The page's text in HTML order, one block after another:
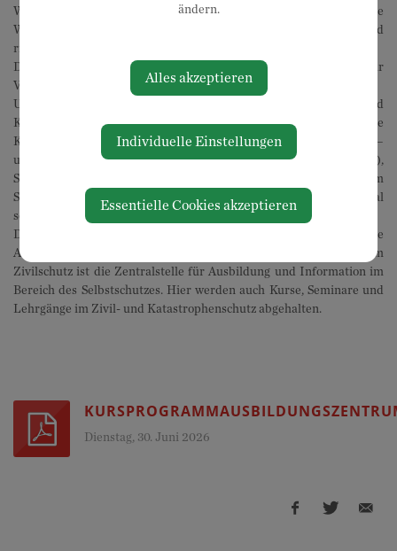
Wissen und praktische Fertigkeiten vermitteln. Das erworbene
Wissen soll es ihnen ermöglichen, im Falle einer Gefahr schnell und
richtig zu handeln.
Darüber hinaus stehen auch Webinare und Online-Seminare zur
Verfügung.
Um die Fahrtzeiten unserer Kursteilnehmerinnen und
Kursteilnehmer so kurz wie möglich zu halten, bieten wir unsere
Kurse auch an verschiedenen Standorten in Niederösterreich an –
unter anderem in Enzersdorf an der Fischa (Blaulichtzentrum),
Schwarzau am Steinfeld (Veranstaltungssaal der Gemeinde), im
Seminarhotel Schloss Zeillern, in unserer Zweigstelle Bernhardsthal
sowie im Zivilschutzzentrum Gmünd.
Die modernen Einrichtungen ermöglichen eine zeitgemäße
Ausbildung und Unterbringung. Das Ausbildungszentrum
Zivilschutz ist die Zentralstelle für Ausbildung und Information im
Bereich des Selbstschutzes. Hier werden auch Kurse, Seminare und
Lehrgänge im Zivil- und Katastrophenschutz abgehalten.
Dienstag, 30. Juni 2026
ändern.
Alles akzeptieren
Individuelle Einstellungen
Essentielle Cookies akzeptieren